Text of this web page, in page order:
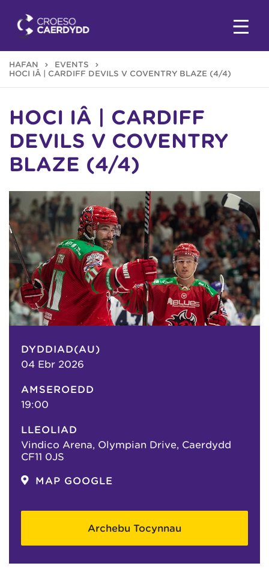
HAFAN
EVENTS
HOCI IÂ | CARDIFF DEVILS V COVENTRY BLAZE (4/4)
HOCI IÂ | CARDIFF
DEVILS V COVENTRY
BLAZE (4/4)
DYDDIAD(AU)
04 Ebr 2026
AMSEROEDD
19:00
LLEOLIAD
Vindico Arena, Olympian Drive, Caerdydd
CF11 0JS
MAP GOOGLE
Archebu Tocynnau